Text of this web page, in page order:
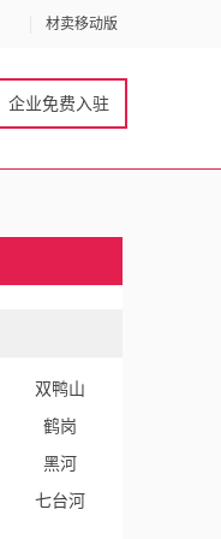
材卖移动版
企业免费入驻
双鸭山
鹤岗
黑河
七台河